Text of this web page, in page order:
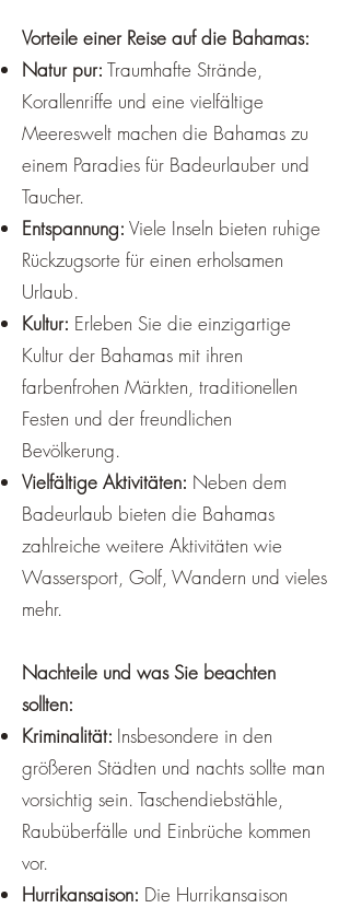
Vorteile einer Reise auf die Bahamas:
Natur pur: Traumhafte Strände,
Korallenriffe und eine vielfältige
Meereswelt machen die Bahamas zu
einem Paradies für Badeurlauber und
Taucher.
Entspannung: Viele Inseln bieten ruhige
Rückzugsorte für einen erholsamen
Urlaub.
Kultur: Erleben Sie die einzigartige
Kultur der Bahamas mit ihren
farbenfrohen Märkten, traditionellen
Festen und der freundlichen
Bevölkerung.
Vielfältige Aktivitäten: Neben dem
Badeurlaub bieten die Bahamas
zahlreiche weitere Aktivitäten wie
Wassersport, Golf, Wandern und vieles
mehr.
Nachteile und was Sie beachten
sollten:
Kriminalität: Insbesondere in den
größeren Städten und nachts sollte man
vorsichtig sein. Taschendiebstähle,
Raubüberfälle und Einbrüche kommen
vor.
Hurrikansaison: Die Hurrikansaison